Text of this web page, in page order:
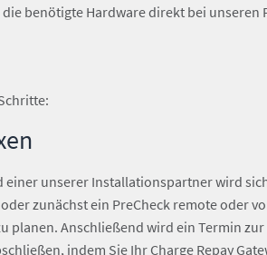
benötigte Hardware direkt bei unseren
unserer Installationspartner wird
zunächst ein PreCheck remote oder
Anschließend wird ein Termin
indem Sie Ihr Charge Repay